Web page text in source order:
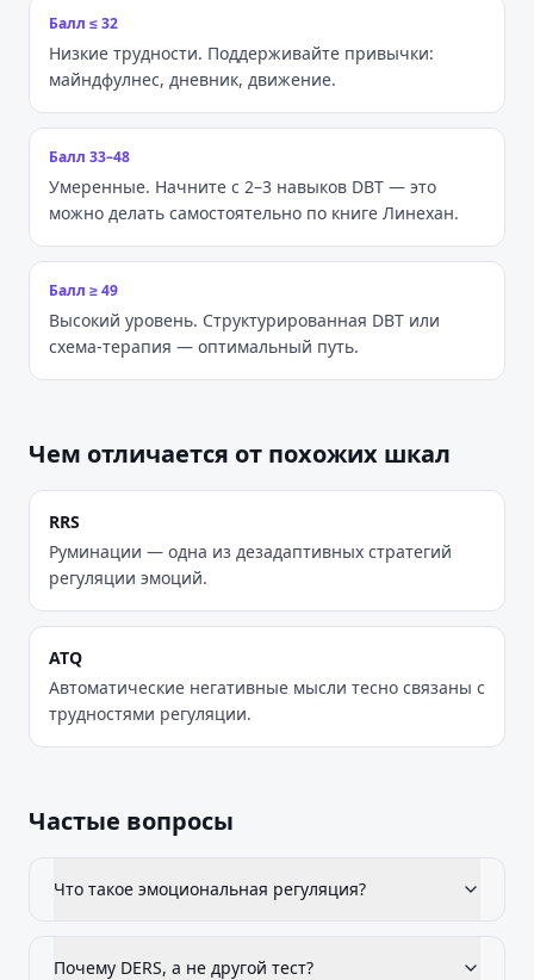
Балл ≤ 32
Низкие трудности. Поддерживайте привычки:
майндфулнес, дневник, движение.
Балл 33–48
Умеренные. Начните с 2–3 навыков DBT — это
можно делать самостоятельно по книге Линехан.
Балл ≥ 49
Высокий уровень. Структурированная DBT или
схема-терапия — оптимальный путь.
Чем отличается от похожих шкал
RRS
Руминации — одна из дезадаптивных стратегий
регуляции эмоций.
ATQ
Автоматические негативные мысли тесно связаны с
трудностями регуляции.
Частые вопросы
Что такое эмоциональная регуляция?
Почему DERS, а не другой тест?